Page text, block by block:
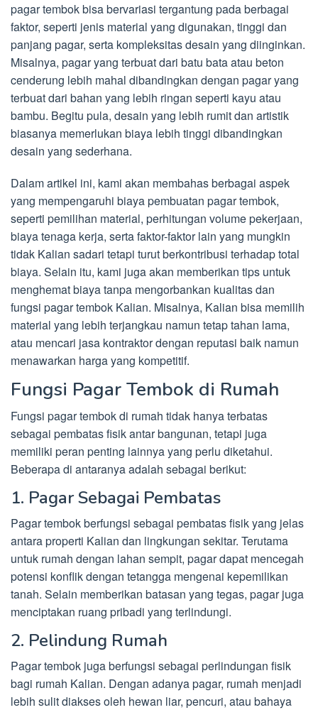
pagar tembok bisa bervariasi tergantung pada berbagai
faktor, seperti jenis material yang digunakan, tinggi dan
panjang pagar, serta kompleksitas desain yang diinginkan.
Misalnya, pagar yang terbuat dari batu bata atau beton
cenderung lebih mahal dibandingkan dengan pagar yang
terbuat dari bahan yang lebih ringan seperti kayu atau
bambu. Begitu pula, desain yang lebih rumit dan artistik
biasanya memerlukan biaya lebih tinggi dibandingkan
desain yang sederhana.
Dalam artikel ini, kami akan membahas berbagai aspek
yang mempengaruhi biaya pembuatan pagar tembok,
seperti pemilihan material, perhitungan volume pekerjaan,
biaya tenaga kerja, serta faktor-faktor lain yang mungkin
tidak Kalian sadari tetapi turut berkontribusi terhadap total
biaya. Selain itu, kami juga akan memberikan tips untuk
menghemat biaya tanpa mengorbankan kualitas dan
fungsi pagar tembok Kalian. Misalnya, Kalian bisa memilih
material yang lebih terjangkau namun tetap tahan lama,
atau mencari jasa kontraktor dengan reputasi baik namun
menawarkan harga yang kompetitif.
Fungsi Pagar Tembok di Rumah
Fungsi pagar tembok di rumah tidak hanya terbatas
sebagai pembatas fisik antar bangunan, tetapi juga
memiliki peran penting lainnya yang perlu diketahui.
Beberapa di antaranya adalah sebagai berikut:
1. Pagar Sebagai Pembatas
Pagar tembok berfungsi sebagai pembatas fisik yang jelas
antara properti Kalian dan lingkungan sekitar. Terutama
untuk rumah dengan lahan sempit, pagar dapat mencegah
potensi konflik dengan tetangga mengenai kepemilikan
tanah. Selain memberikan batasan yang tegas, pagar juga
menciptakan ruang pribadi yang terlindungi.
2. Pelindung Rumah
Pagar tembok juga berfungsi sebagai perlindungan fisik
bagi rumah Kalian. Dengan adanya pagar, rumah menjadi
lebih sulit diakses oleh hewan liar, pencuri, atau bahaya